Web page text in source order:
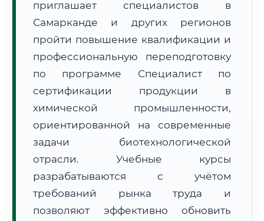
• Маршрут транзита:~2 081 км
📜 Документы и аккредитация ФИС ФРДО
🔍 Нажмите на документ для увеличения и просмотра
приглашает специалистов в
Самарканде и других регионов
пройти повышение квалификации и
профессиональную переподготовку
по программе Специалист по
сертификации продукции в
химической промышленности,
ориентированной на современные
задачи биотехнологической
отрасли. Учебные курсы
разрабатываются с учётом
требований рынка труда и
позволяют эффективно обновить